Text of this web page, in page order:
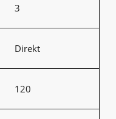
3
Direkt
120